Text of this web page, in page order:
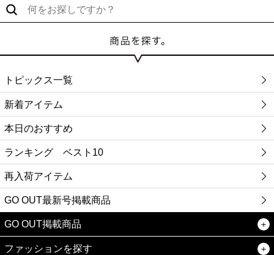
トピックス一覧
新着アイテム
本日のおすすめ
ランキング ベスト10
再入荷アイテム
GO OUT最新号掲載商品
GO OUT掲載商品
ファッションを探す